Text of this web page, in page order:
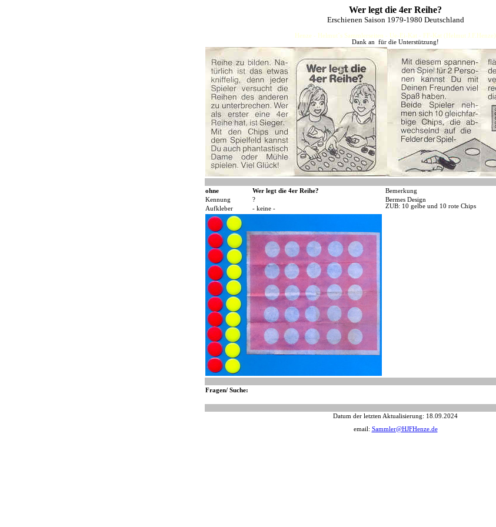
Wer legt die 4er Reihe?
Erschienen Saison 1979-1980 Deutschland
Henze - Helmut´s Sammlerseiten - Ue-Ei-Kat - FF-Kat (Helmut J.F.Henze)
Dank an für die Unterstützung!
ohne Wer legt die 4er Reihe?
Bemerkung
Kennung
?
Bermes Design
ZUB: 10 gelbe und 10 rote Chips
Aufkleber - keine -
Fragen/ Suche:
Datum der letzten Aktualisierung: 18.09.2024
email: Sammler@HJFHenze.de